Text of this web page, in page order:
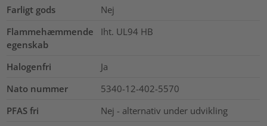
Farligt gods
Nej
Flammehæmmende
egenskab
Iht. UL94 HB
Halogenfri
Ja
Nato nummer
5340-12-402-5570
PFAS fri
Nej - alternativ under udvikling